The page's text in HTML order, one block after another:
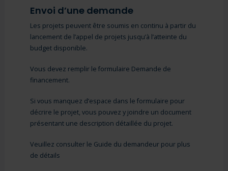
Envoi d’une demande
Les projets peuvent être soumis en continu à partir du
lancement de l’appel de projets jusqu’à l’atteinte du
budget disponible.
Vous devez remplir le formulaire Demande de
financement.
Si vous manquez d’espace dans le formulaire pour
décrire le projet, vous pouvez y joindre un document
présentant une description détaillée du projet.
Veuillez consulter le Guide du demandeur pour plus
de détails